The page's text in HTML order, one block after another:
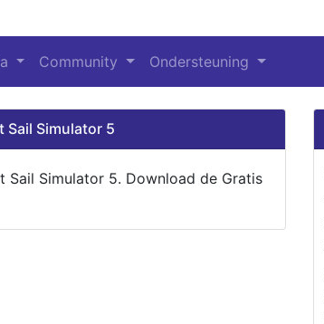
Community Ondersteuning
Sail Simulator 5
Sail Simulator 5. Download de Gratis